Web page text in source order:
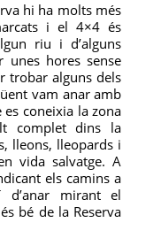
hi ha molts més
i el 4×4 és
riu i d’alguns
unes hores sense
trobar alguns dels
vam anar amb
coneixia la zona
complet dins la
lleons, lleopards i
vida salvatge. A
els camins a
d’anar mirant el
bé de la Reserva